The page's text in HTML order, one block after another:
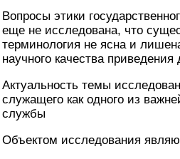
Вопросы этики
еще не исследована, что
терминология не ясна и
научного качества приведения
Актуальность темы
служащего как одного из
службы
Объектом исследования